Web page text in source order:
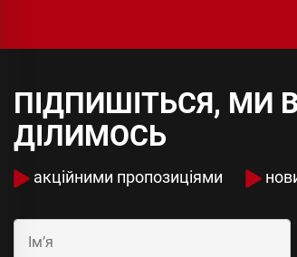
ПІДПИШІТЬСЯ, МИ
ДІЛИМОСЬ
акційними пропозиціями